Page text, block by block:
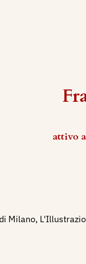
attivo
Milano,